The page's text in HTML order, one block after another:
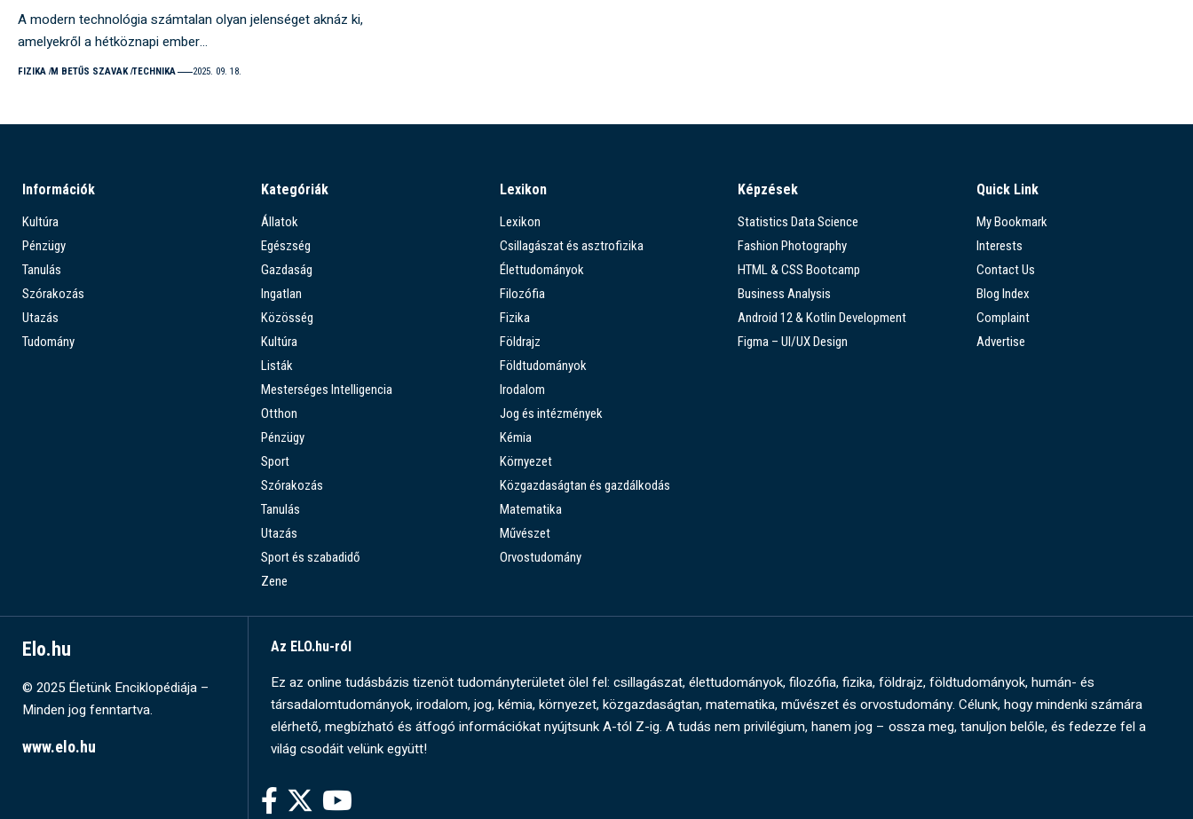
A modern technológia számtalan olyan jelenséget aknáz ki,
amelyekről a hétköznapi ember…
FIZIKA M BETŰS SZAVAK TECHNIKA 2025. 09. 18.
Információk
Kultúra
Pénzügy
Tanulás
Szórakozás
Utazás
Tudomány
Kategóriák
Állatok
Egészség
Gazdaság
Ingatlan
Közösség
Kultúra
Listák
Mesterséges Intelligencia
Otthon
Pénzügy
Sport
Szórakozás
Tanulás
Utazás
Sport és szabadidő
Zene
Lexikon
Lexikon
Csillagászat és asztrofizika
Élettudományok
Filozófia
Fizika
Földrajz
Földtudományok
Irodalom
Jog és intézmények
Kémia
Környezet
Közgazdaságtan és gazdálkodás
Matematika
Művészet
Orvostudomány
Képzések
Statistics Data Science
Fashion Photography
HTML & CSS Bootcamp
Business Analysis
Android 12 & Kotlin Development
Figma – UI/UX Design
Quick Link
My Bookmark
Interests
Contact Us
Blog Index
Complaint
Advertise
Elo.hu
© 2025 Életünk Enciklopédiája –
Minden jog fenntartva.
www.elo.hu
Az ELO.hu-ról
Ez az online tudásbázis tizenöt tudományterületet ölel fel: csillagászat, élettudományok, filozófia, fizika, földrajz, földtudományok, humán- és
társadalomtudományok, irodalom, jog, kémia, környezet, közgazdaságtan, matematika, művészet és orvostudomány. Célunk, hogy mindenki számára
elérhető, megbízható és átfogó információkat nyújtsunk A-tól Z-ig. A tudás nem privilégium, hanem jog – ossza meg, tanuljon belőle, és fedezze fel a
világ csodáit velünk együtt!